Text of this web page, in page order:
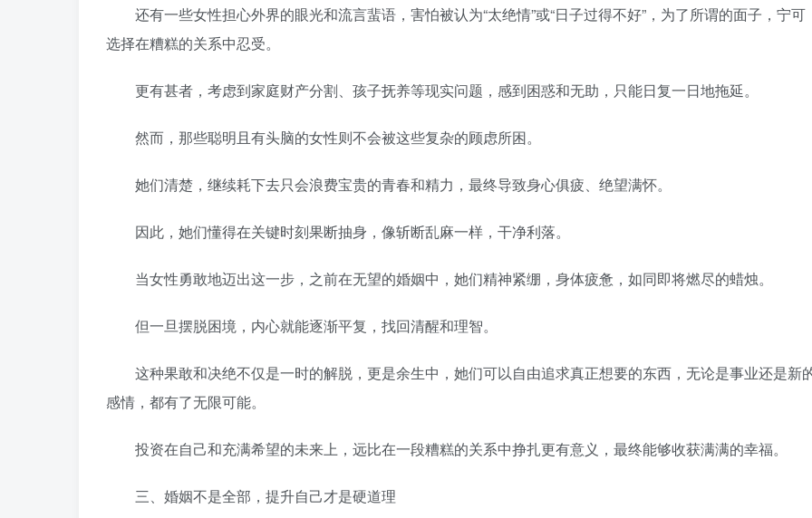
还有一些女性担心外界的眼光和流言蜚语，害怕被认为“太绝情”或“日子过得不好”，为了所谓的面子，宁可
选择在糟糕的关系中忍受。
更有甚者，考虑到家庭财产分割、孩子抚养等现实问题，感到困惑和无助，只能日复一日地拖延。
然而，那些聪明且有头脑的女性则不会被这些复杂的顾虑所困。
她们清楚，继续耗下去只会浪费宝贵的青春和精力，最终导致身心俱疲、绝望满怀。
因此，她们懂得在关键时刻果断抽身，像斩断乱麻一样，干净利落。
当女性勇敢地迈出这一步，之前在无望的婚姻中，她们精神紧绷，身体疲惫，如同即将燃尽的蜡烛。
但一旦摆脱困境，内心就能逐渐平复，找回清醒和理智。
这种果敢和决绝不仅是一时的解脱，更是余生中，她们可以自由追求真正想要的东西，无论是事业还是新
感情，都有了无限可能。
投资在自己和充满希望的未来上，远比在一段糟糕的关系中挣扎更有意义，最终能够收获满满的幸福。
三、婚姻不是全部，提升自己才是硬道理